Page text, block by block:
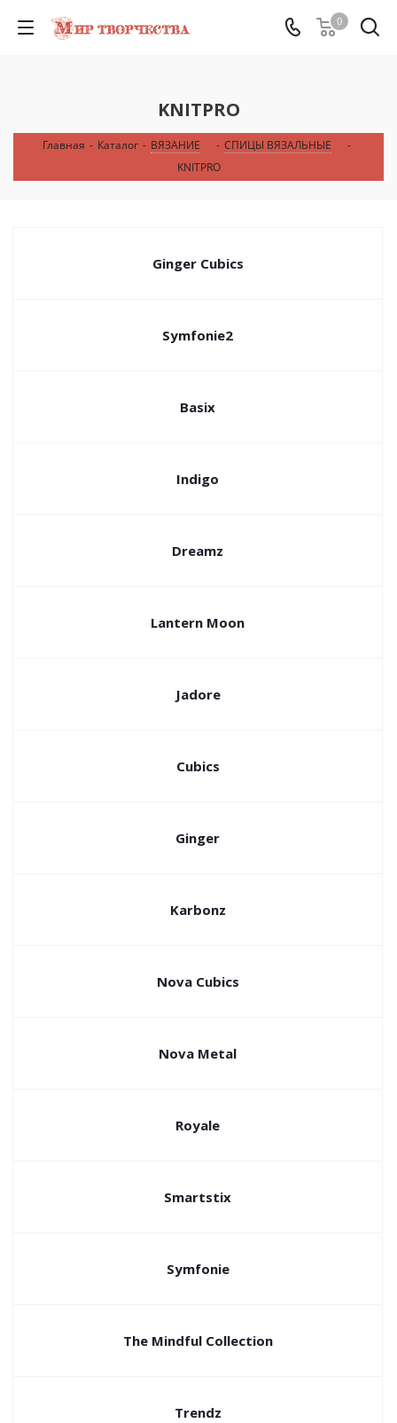
0
KNITPRO
Главная - Каталог - ВЯЗАНИЕ - СПИЦЫ ВЯЗАЛЬНЫЕ
-
KNITPRO
Ginger Cubics
Symfonie2
Basix
Indigo
Dreamz
Lantern Moon
Jadore
Cubics
Ginger
Karbonz
Nova Cubics
Nova Metal
Royale
Smartstix
Symfonie
The Mindful Collection
Trendz